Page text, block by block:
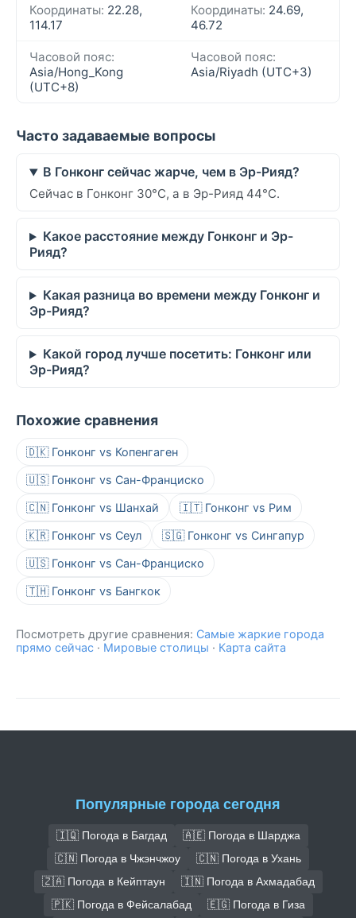
Координаты: 22.28,
114.17
Координаты: 24.69,
46.72
Часовой пояс:
Asia/Hong_Kong
(UTC+8)
Часовой пояс:
Asia/Riyadh (UTC+3)
Часто задаваемые вопросы
В Гонконг сейчас жарче, чем в Эр-Рияд?
Сейчас в Гонконг 30°C, а в Эр-Рияд 44°C.
Какое расстояние между Гонконг и Эр-
Рияд?
Какая разница во времени между Гонконг и
Эр-Рияд?
Какой город лучше посетить: Гонконг или
Эр-Рияд?
Похожие сравнения
🇩🇰 Гонконг vs Копенгаген
🇺🇸 Гонконг vs Сан-Франциско
🇨🇳 Гонконг vs Шанхай 🇮🇹 Гонконг vs Рим
🇰🇷 Гонконг vs Сеул 🇸🇬 Гонконг vs Сингапур
🇺🇸 Гонконг vs Сан-Франциско
🇹🇭 Гонконг vs Бангкок
Посмотреть другие сравнения: Самые жаркие города
прямо сейчас · Мировые столицы · Карта сайта
Популярные города сегодня
🇮🇶 Погода в Багдад
🇦🇪 Погода в Шарджа
🇨🇳 Погода в Чжэнчжоу
🇨🇳 Погода в Ухань
🇿🇦 Погода в Кейптаун
🇮🇳 Погода в Ахмадабад
🇵🇰 Погода в Фейсалабад
🇪🇬 Погода в Гиза